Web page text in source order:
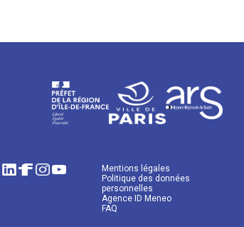
Mentions légales
Politique des données
personnelles
Agence ID Meneo
FAQ